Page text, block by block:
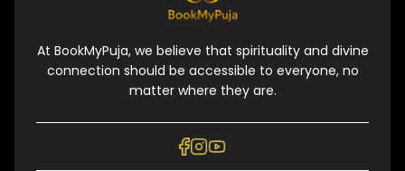
At BookMyPuja, we believe that spirituality and divine
connection should be accessible to everyone, no
matter where they are.